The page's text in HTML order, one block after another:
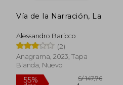
Vía de la Narración, La
Alessandro Baricco
(2)
Anagrama, 2023, Tapa
Blanda, Nuevo